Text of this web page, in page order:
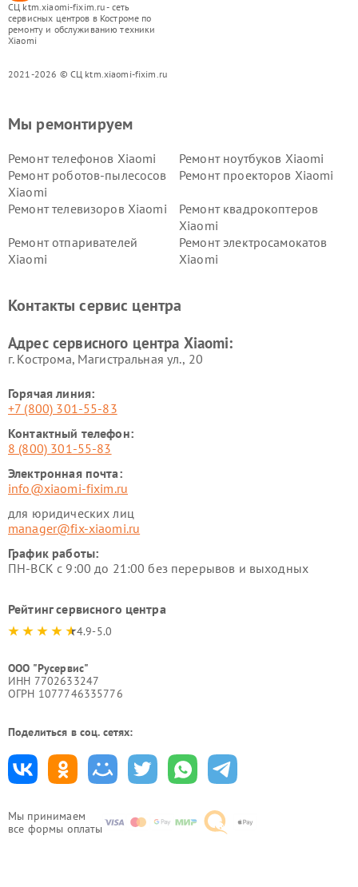
СЦ ktm.xiaomi-fixim.ru - сеть
сервисных центров в Костроме по
ремонту и обслуживанию техники
Xiaomi
2021-2026 © СЦ ktm.xiaomi-fixim.ru
Мы принимаем
все формы оплаты
Мы ремонтируем
Ремонт телефонов Xiaomi
Ремонт ноутбуков Xiaomi
Ремонт роботов-пылесосов
Xiaomi
Ремонт проекторов Xiaomi
Ремонт телевизоров Xiaomi
Ремонт квадрокоптеров
Xiaomi
Ремонт отпаривателей
Xiaomi
Ремонт электросамокатов
Xiaomi
Ремонт стиральных машин
Ремонт смарт-часов Xiaomi
Контакты сервис центра
Адрес сервисного центра Xiaomi:
г. Кострома, Магистральная ул., 20
Горячая линия:
+7 (800) 301-55-83
Контактный телефон:
8 (800) 301-55-83
Электронная почта:
info@xiaomi-fixim.ru
для юридических лиц
manager@fix-xiaomi.ru
График работы:
ПН-ВСК с 9:00 до 21:00 без перерывов и выходных
Рейтинг сервисного центра
4.9-5.0
ООО "Русервис"
ИНН 7702633247
ОГРН 1077746335776
Поделиться в соц. сетях: